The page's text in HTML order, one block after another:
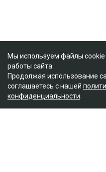
Мы используем файлы
работы сайта.
Продолжая использование
соглашаетесь с нашей
конфиденциальности